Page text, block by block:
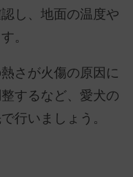
し、地面の温度や
。
さが火傷の原因に
するなど、愛犬の
行いましょう。